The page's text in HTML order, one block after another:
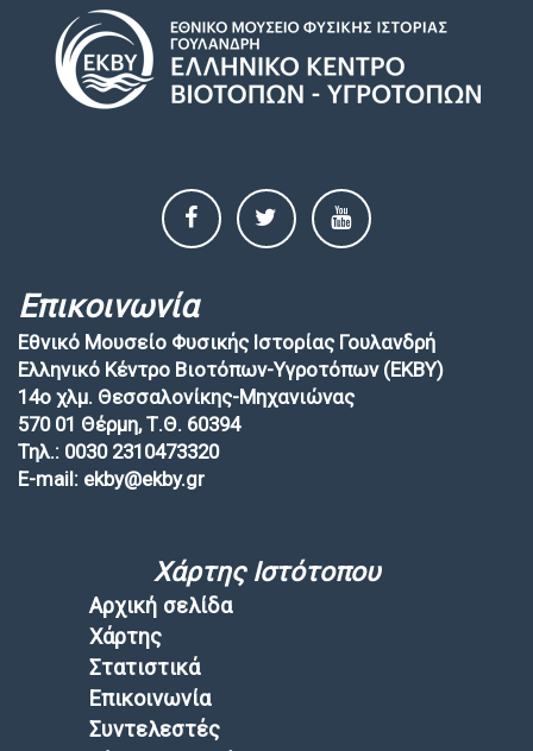
Επικοινωνία
Εθνικό Μουσείο Φυσικής Ιστορίας Γουλανδρή
Ελληνικό Κέντρο Βιοτόπων-Υγροτόπων (EKBY)
14ο χλμ. Θεσσαλονίκης-Μηχανιώνας
570 01 Θέρμη, Τ.Θ. 60394
Τηλ.: 0030 2310473320
E-mail: ekby@ekby.gr
Χάρτης Ιστότοπου
Αρχική σελίδα
Χάρτης
Στατιστικά
Επικοινωνία
Συντελεστές